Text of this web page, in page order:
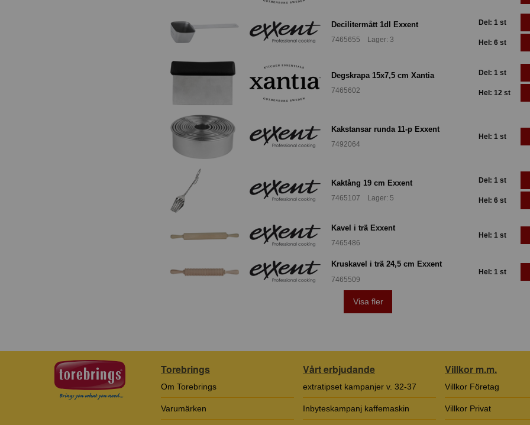
Decilitermått 1dl Exxent
7465655 Lager: 3
Del: 1 st
Hel: 6 st
Degskrapa 15x7,5 cm Xantia
7465602
Del: 1 st
Hel: 12 st
Kakstansar runda 11-p Exxent
7492064
Hel: 1 st
Kaktång 19 cm Exxent
7465107 Lager: 5
Del: 1 st
Hel: 6 st
Kavel i trä Exxent
7465486
Hel: 1 st
Kruskavel i trä 24,5 cm Exxent
7465509
Hel: 1 st
Visa fler
Torebrings
Om Torebrings
Varumärken
Vårt erbjudande
extratipset kampanjer v. 32-37
Inbyteskampanj kaffemaskin
Villkor m.m.
Villkor Företag
Villkor Privat